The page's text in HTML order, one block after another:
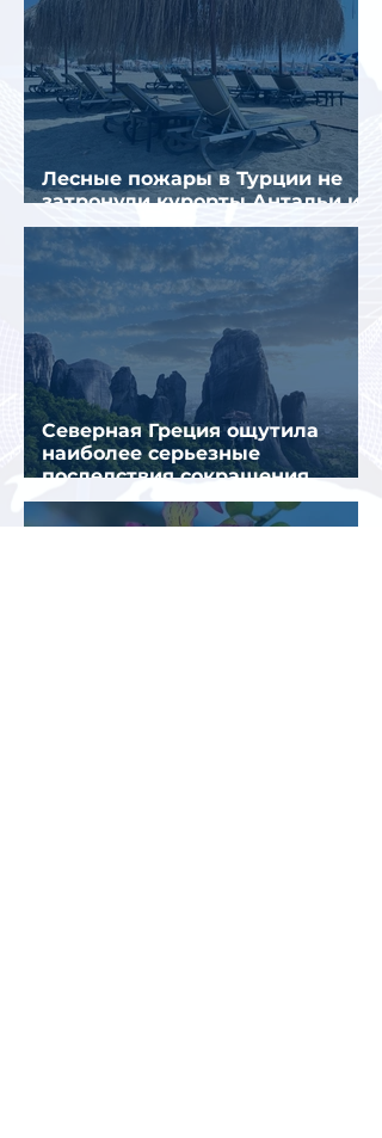
Лесные пожары в Турции не
затронули курорты Антальи и
Муглы
Северная Греция ощутила
наиболее серьезные
последствия сокращения
турпотока из России